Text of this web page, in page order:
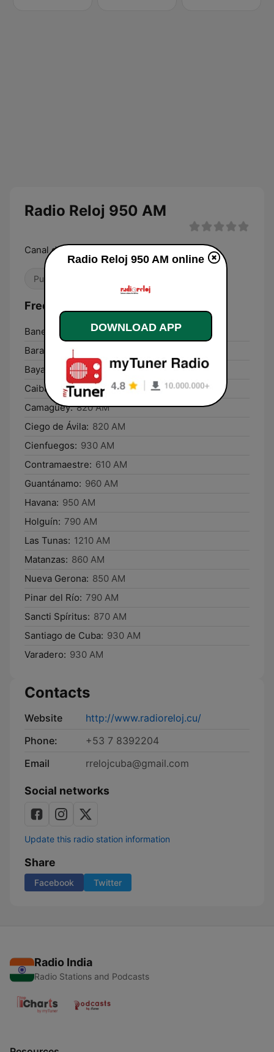
Radio Reloj 950 AM
Canal de Información Continua
Public
Frequencies Radio Reloj 950 AM:
Banes:
Baracoa:
870 AM
Bayamo:
870 AM
Caibarién: 570 AM
Camagüey: 820 AM
Ciego de Ávila: 820 AM
Cienfuegos: 930 AM
Contramaestre: 610 AM
Guantánamo: 960 AM
Havana: 950 AM
Holguín: 790 AM
Las Tunas: 1210 AM
Matanzas: 860 AM
Nueva Gerona: 850 AM
Pinar del Río: 790 AM
Sancti Spíritus: 870 AM
Santiago de Cuba: 930 AM
Varadero: 930 AM
Contacts
Website
http://www.radioreloj.cu/
Phone:
+53 7 8392204
Email
rrelojcuba@gmail.com
Social networks
Update this radio station information
Share
Facebook Twitter
Radio India
Radio Stations and Podcasts
Radio Reloj 950 AM online
DOWNLOAD APP